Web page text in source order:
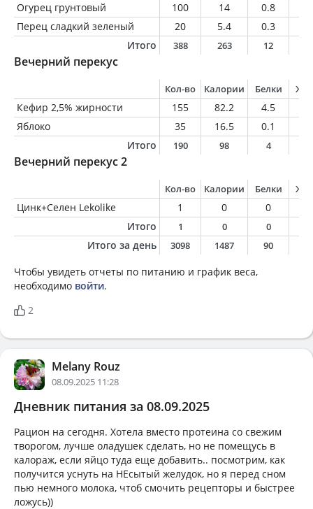
Огурец грунтовый
100 14 0.8
Перец сладкий зеленый
20 5.4 0.3
Итого
388 263 12
Вечерний перекус
Кол-во Калории Белки
Кефир 2,5% жирности 155 82.2 4.5
Яблоко
35 16.5 0.1
Итого
190 98 4
Вечерний перекус 2
Кол-во Калории Белки
Цинк+Селен Lekolike 1 0 0
Итого
1 0 0
Итого за день 3098 1487 90
Чтобы увидеть отчеты по питанию и график веса,
необходимо войти.
2
Melany Rouz
08.09.2025 11:28
Дневник питания за 08.09.2025
Рацион на сегодня. Хотела вместо протеина со свежим
творогом, лучше оладушек сделать, но не помещусь в
калораж, если яйцо туда еще добавить.. посмотрим, как
получится уснуть на НЕсытый желудок, но я перед сном
пью немного молока, чтоб смочить рецепторы и быстрее
ложусь))